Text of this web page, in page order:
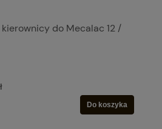
kierownicy do Mecalac 12 /
Do koszyka